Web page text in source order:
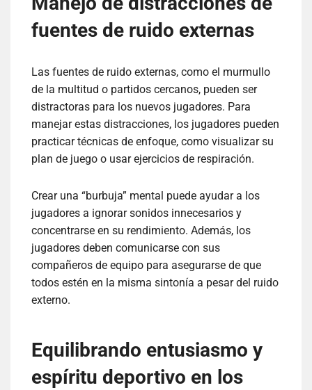
fuentes de ruido externas
Las fuentes de ruido externas, como el murmullo
de la multitud o partidos cercanos, pueden ser
distractoras para los nuevos jugadores. Para
manejar estas distracciones, los jugadores pueden
practicar técnicas de enfoque, como visualizar su
plan de juego o usar ejercicios de respiración.
Crear una “burbuja” mental puede ayudar a los
jugadores a ignorar sonidos innecesarios y
concentrarse en su rendimiento. Además, los
jugadores deben comunicarse con sus
compañeros de equipo para asegurarse de que
todos estén en la misma sintonía a pesar del ruido
externo.
Equilibrando entusiasmo y
espíritu deportivo en los